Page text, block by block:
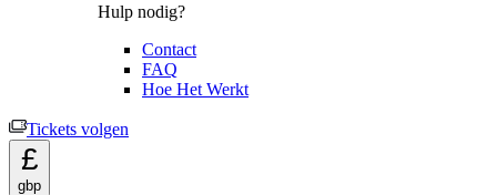
Hulp nodig?
Contact
FAQ
Hoe Het Werkt
Tickets volgen
£
gbp